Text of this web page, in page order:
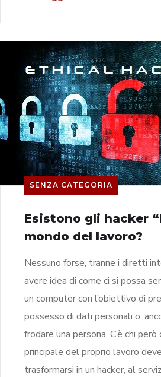
SENZA CATEGORIA
Esistono gli hacker
mondo del lavoro?
Nessuno forse, tranne i diretti
avere idea di come ci si possa
un computer con l’obiettivo di
possesso di dati personali o,
frodare una persona. C’è chi
principale del proprio lavoro
trasformarsi in un hacker, al